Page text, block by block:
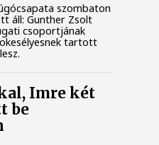
szombaton
áll: Gunther Zsolt
csoportjának
tartott
Imre két
be